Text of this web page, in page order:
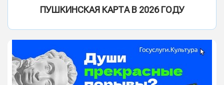
ПУШКИНСКАЯ КАРТА В 2026 ГОДУ